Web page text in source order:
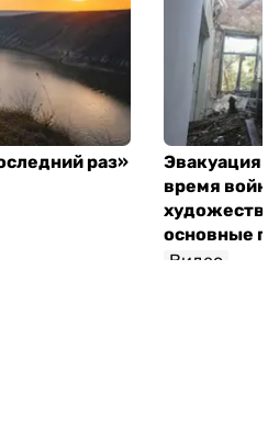
раз»
Эвакуация
время
основные
Видео